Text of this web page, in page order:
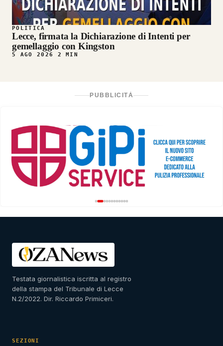
POLITICA
Lecce, firmata la Dichiarazione di Intenti per
gemellaggio con Kingston
5 AGO 2026 2 MIN
PUBBLICITÀ
Testata giornalistica iscritta al registro
della stampa del Tribunale di Lecce
N.2/2022. Dir. Riccardo Primiceri.
SEZIONI